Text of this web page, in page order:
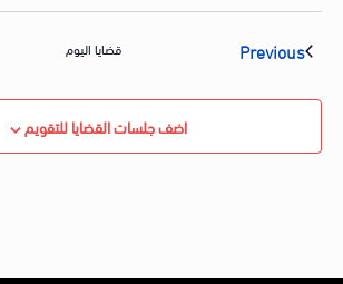
Previous قضايا اليوم
اضف جلسات القضايا للتقويم